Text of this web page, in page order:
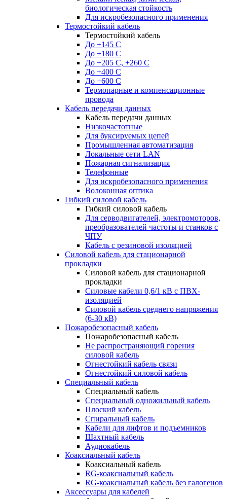
биологическая стойкость
Для искробезопасного применения
Термостойкий кабель
Термостойкий кабель
До +145 С
До +180 C
До +205 С, +260 С
До +400 C
До +600 С
Термопарные и компенсационные
провода
Кабель передачи данных
Кабель передачи данных
Низкочастотные
Для буксируемых цепей
Промышленная автоматизация
Локальные сети LAN
Пожарная сигнализация
Телефонные
Для искробезопасного применения
Волоконная оптика
Гибкий силовой кабель
Гибкий силовой кабель
Для серводвигателей, электромоторов,
преобразователей частоты и станков с
ЧПУ
Кабель с резиновой изоляцией
Силовой кабель для стационарной
прокладки
Силовой кабель для стационарной
прокладки
Силовые кабели 0,6/1 кВ с ПВХ-
изоляцией
Силовой кабель среднего напряжения
(6-30 кВ)
Пожаробезопасный кабель
Пожаробезопасный кабель
Не распространяющий горения
силовой кабель
Огнестойкий кабель связи
Огнестойкий силовой кабель
Специальный кабель
Специальный кабель
Специальный одножильный кабель
Плоский кабель
Спиральный кабель
Кабели для лифтов и подъемников
Шахтный кабель
Аудиокабель
Коаксиальный кабель
Коаксиальный кабель
RG-коаксиальный кабель
RG-коаксиальный кабель без галогенов
Аксессуары для кабелей